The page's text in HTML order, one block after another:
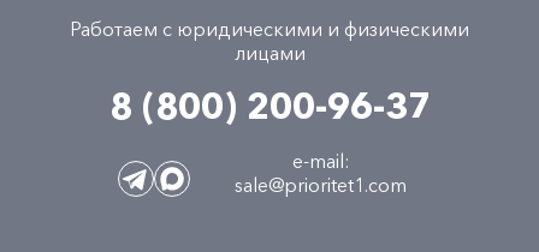
Работаем с юридическими и физическими
лицами
8 (800) 200-96-37
e-mail:
sale@prioritet1.com